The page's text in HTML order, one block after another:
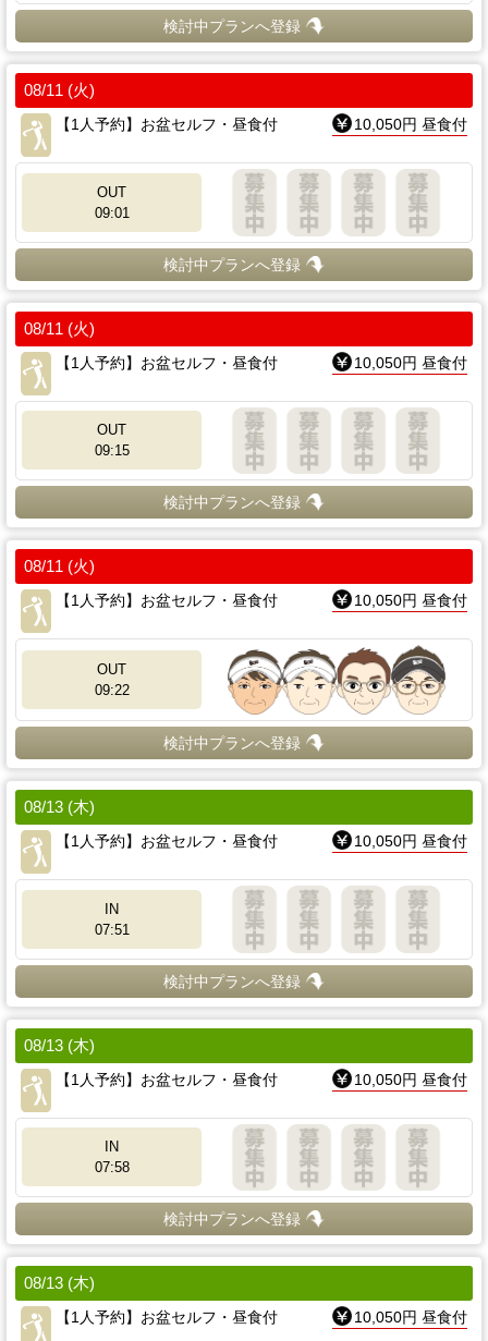
検討中プランへ登録
08/11 (火)
【1人予約】お盆セルフ・昼食付
10,050円 昼食付
OUT
09:01
検討中プランへ登録
08/11 (火)
【1人予約】お盆セルフ・昼食付
10,050円 昼食付
OUT
09:15
検討中プランへ登録
08/11 (火)
【1人予約】お盆セルフ・昼食付
10,050円 昼食付
OUT
09:22
検討中プランへ登録
08/13 (木)
【1人予約】お盆セルフ・昼食付
10,050円 昼食付
IN
07:51
検討中プランへ登録
08/13 (木)
【1人予約】お盆セルフ・昼食付
10,050円 昼食付
IN
07:58
検討中プランへ登録
08/13 (木)
【1人予約】お盆セルフ・昼食付
10,050円 昼食付